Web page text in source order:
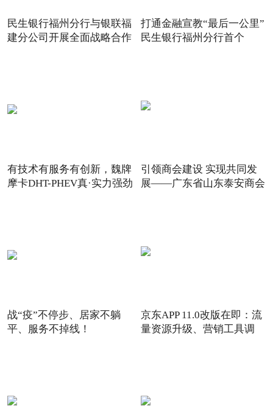
民生银行福州分行与银联福
建分公司开展全面战略合作
打通金融宣教“最后一公里”
民生银行福州分行首个
有技术有服务有创新，魏牌
摩卡DHT-PHEV真·实力强劲
引领商会建设 实现共同发
展——广东省山东泰安商会
战“疫”不停步、居家不躺
平、服务不掉线！
京东APP 11.0改版在即：流
量资源升级、营销工具调